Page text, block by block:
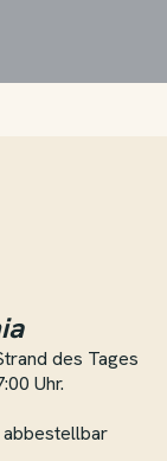
des Tages
Uhr.
abbestellbar